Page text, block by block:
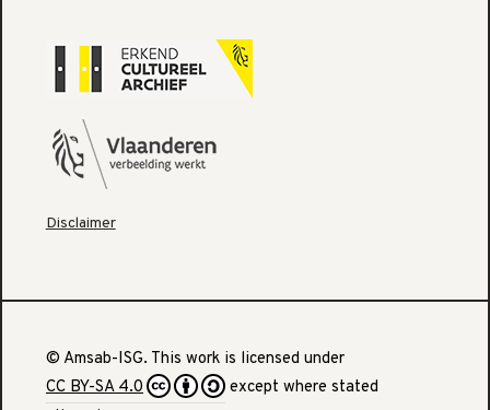
Disclaimer
© Amsab-ISG. This work is licensed under
CC BY-SA 4.0
except where stated